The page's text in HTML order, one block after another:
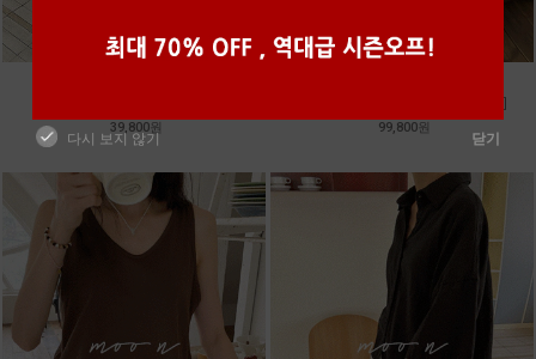
39,800원
m_샤벳 스트링 원피스 [2차 재입고]
99,800원
다시 보지 않기 닫기